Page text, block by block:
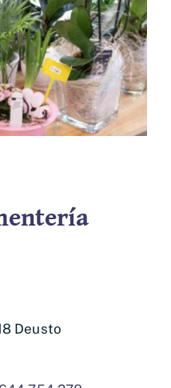
Deusto